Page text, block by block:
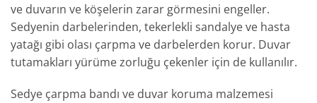
ve duvarın ve köşelerin zarar görmesini engeller.
Sedyenin darbelerinden, tekerlekli sandalye ve hasta
yatağı gibi olası çarpma ve darbelerden korur. Duvar
tutamakları yürüme zorluğu çekenler için de kullanılır.
Sedye çarpma bandı ve duvar koruma malzemesi